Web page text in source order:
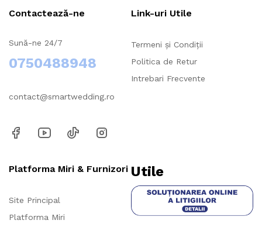
Contactează-ne
Sună-ne 24/7
0750488948
contact@smartwedding.ro
Link-uri Utile
Termeni și Condiții
Politica de Retur
Intrebari Frecvente
Platforma Miri & Furnizori
Site Principal
Platforma Miri
Utile